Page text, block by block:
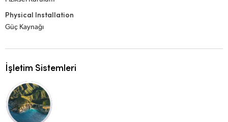
Physical Installation
Güç Kaynağı
İşletim Sistemleri